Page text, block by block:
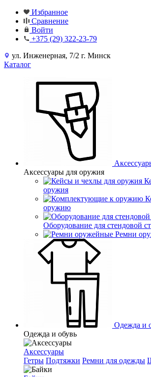
Избранное
Сравнение
Войти
+375 (29) 322-23-79
ул. Инженерная, 7/2 г. Минск
Каталог
Аксессуары для оружия
оружия
оружию
Оборудование для стендовой
Ремни
Одежда и
Одежда и обувь
Аксессуары
Гетры Подтяжки Ремни для одежды